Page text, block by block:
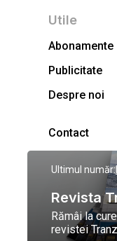
Utile
Abonamente
Publicitate
Despre noi
Contact
Ultimul număr:
Revista
Rămâi la
revistei